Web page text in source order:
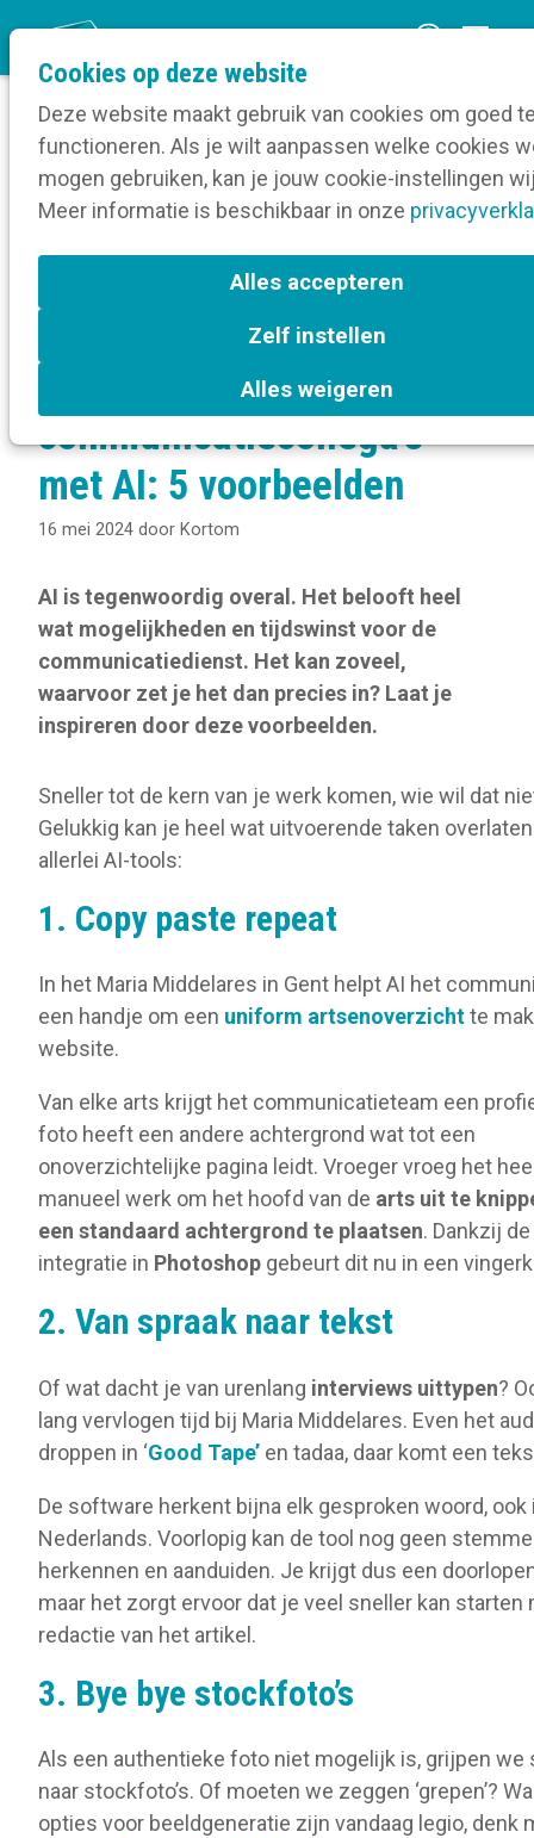
Cookies op deze website
Deze website maakt gebruik van cookies om goed
functioneren. Als je wilt aanpassen welke cookies
mogen gebruiken, kan je jouw cookie-instellingen
Meer informatie is beschikbaar in onze
Alles accepteren
Zelf instellen
Alles weigeren
e
n
m
Home
Verruim je kennis
Digitale communicatie
Dit doen jouw communicatiecollega’s met AI: 5
voorbeelden
Dit doen jouw
communicatiecollega’s
met AI: 5 voorbeelden
16 mei 2024 door Kortom
AI is tegenwoordig overal. Het belooft heel
wat mogelijkheden en tijdswinst voor de
communicatiedienst. Het kan zoveel,
waarvoor zet je het dan precies in? Laat je
inspireren door deze voorbeelden.
Sneller tot de kern van je werk komen, wie wil dat
Gelukkig kan je heel wat uitvoerende taken
allerlei AI-tools:
1. Copy paste repeat
In het Maria Middelares in Gent helpt AI het
een handje om een uniform artsenoverzichtte
website.
Van elke arts krijgt het communicatieteam een
foto heeft een andere achtergrond wat tot een
onoverzichtelijke pagina leidt. Vroeger vroeg het
manueel werk om het hoofd van de arts uit te
een standaard achtergrond te plaatsen. Dankzij
integratie in Photoshop gebeurt dit nu in een
2. Van spraak naar tekst
Of wat dacht je van urenlang interviews uittypen?
lang vervlogen tijd bij Maria Middelares. Even het
droppen in ‘Good Tape’ en tadaa, daar komt een
De software herkent bijna elk gesproken woord, ook
Nederlands. Voorlopig kan de tool nog geen
herkennen en aanduiden. Je krijgt dus een
maar het zorgt ervoor dat je veel sneller kan starten
redactie van het artikel.
3. Bye bye stockfoto’s
Als een authentieke foto niet mogelijk is, grijpen we
naar stockfoto’s. Of moeten we zeggen ‘grepen’?
opties voor beeldgeneratie zijn vandaag legio, denk